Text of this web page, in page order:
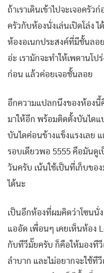
ถ้าเราเดินเข้าไปจะเจอครั
ครัวกับห้องนั่งเล่นเปิดโล่ง ไ
ห้องอเนกประสงค์ที่มีชั้นล
อ่ะ เรามักจะทำให้เพดานโ
ก่อน แล้วค่อยเจอชั้นลอย
อีกความแปลกนึงของห้องนี้
มาให้อีก พร้อมติดตั้งบันไดแ
บันไดค่อนข้างแข็งแรงเลย
รอบเดียวพอ 5555 คือมันดู
วันครับ เน้นใช้เป็นที่เก็บขอ
ได้นะ
เป็นอีกห้องที่ผมคิดว่าโซนนั่
แออัด เพื่อนๆ เคยเห็นห้อง
กับทีวีมั๊ยครับ ก็คือให้มองทีวี
ลำบาก และไม่อยากจะใช้ที